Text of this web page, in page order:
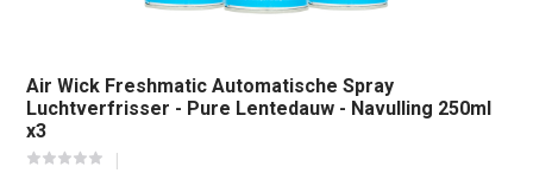
Air Wick Freshmatic Automatische Spray
Luchtverfrisser - Pure Lentedauw - Navulling 250ml
x3